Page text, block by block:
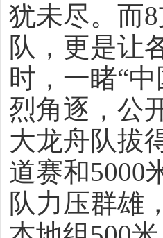
犹未尽。而
队，更是让
时，一睹“
烈角逐，公
大龙舟队拔
道赛和5000
队力压群雄